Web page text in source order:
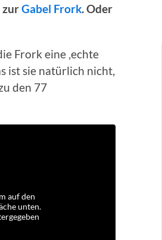
zurGabel Frork. Oder
Frork eine ‚echte
ist sie natürlich nicht,
den 77
auf den
unten.